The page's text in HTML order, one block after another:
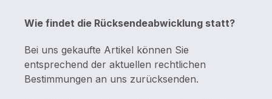
Wie findet die Rücksendeabwicklung statt?
Bei uns gekaufte Artikel können Sie
entsprechend der aktuellen rechtlichen
Bestimmungen an uns zurücksenden.